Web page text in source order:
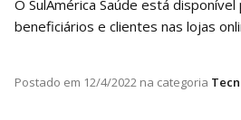
O SulAmérica Saúde está
beneficiários e clientes nas lojas
Postado em 12/4/2022 na categoria